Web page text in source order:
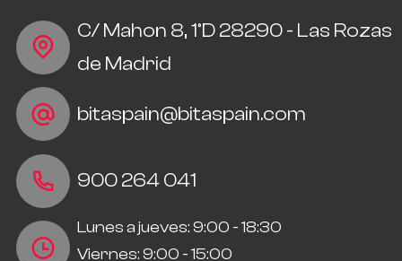
C/ Mahon 8, 1ºD 28290 - Las Rozas
de Madrid
bitaspain@bitaspain.com
900 264 041
Lunes a jueves: 9:00 - 18:30
Viernes: 9:00 - 15:00